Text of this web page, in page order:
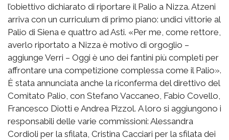
l’obiettivo dichiarato di riportare il Palio a Nizza. Atzeni
arriva con un curriculum di primo piano: undici vittorie al
Palio di Siena e quattro ad Asti. «Per me, come rettore,
averlo riportato a Nizza è motivo di orgoglio –
aggiunge Verri – Oggi è uno dei fantini più completi per
affrontare una competizione complessa come il Palio».
È stata annunciata anche la riconferma del direttivo del
Comitato Palio, con Stefano Vaccaneo, Fabio Covello,
Francesco Diotti e Andrea Pizzol. A loro si aggiungono i
responsabili delle varie commissioni: Alessandra
Cordioli per la sfilata, Cristina Cacciari per la sfilata dei